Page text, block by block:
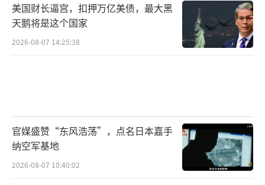
美国财长逼宫，扣押万亿美债，最大黑
天鹅将是这个国家
2026-08-07 14:25:38
官媒盛赞“东风浩荡”，点名日本嘉手
纳空军基地
2026-08-07 10:40:02